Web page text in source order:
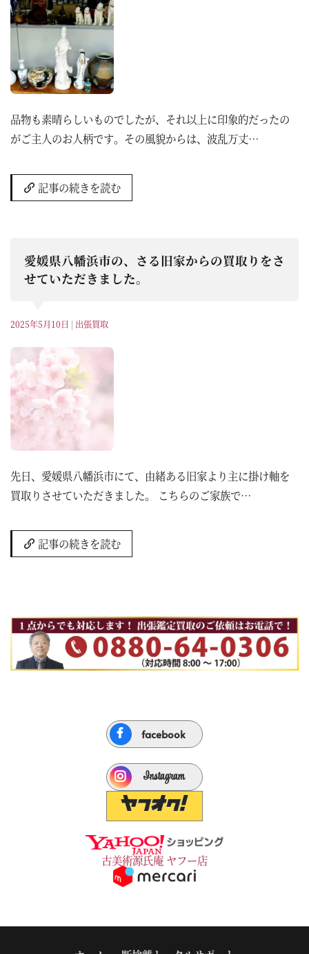
品物も素晴らしいものでしたが、それ以上に印象的だったの
がご主人のお人柄です。その風貌からは、波乱万丈…
記事の続きを読む
愛媛県八幡浜市の、さる旧家からの買取りをさ
せていただきました。
2025年5月10日 | 出張買取
先日、愛媛県八幡浜市にて、由緒ある旧家より主に掛け軸を
買取りさせていただきました。 こちらのご家族で…
記事の続きを読む
facebook
Instagram
古美術源氏庵 ヤフー店